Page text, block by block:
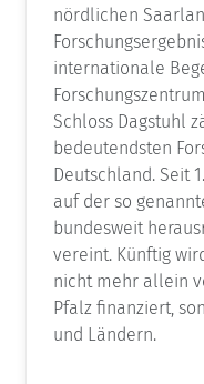
nördlichen
internationale
Schloss Dagstuhl
bedeutendsten
Deutschland. Seit
auf der so
bundesweit
vereint. Künftig
nicht mehr allein
Pfalz finanziert,
und Ländern.